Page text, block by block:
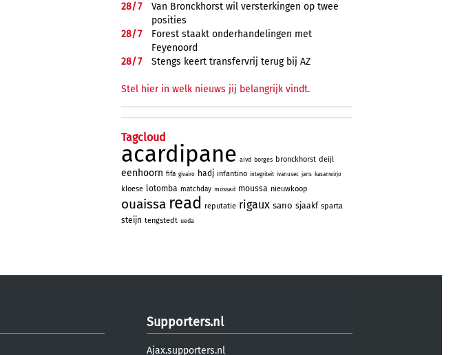
28/7
Van Bronckhorst wil versterkingen op twee
posities
28/7
Forest staakt onderhandelingen met
Feyenoord
28/7 Stengs keert transfervrij terug bij AZ
Stel hier in welk nieuws jij belangrijk vindt.
Tagcloud
acardipane aivd borges bronckhorst deijl
eenhoorn fifa givairo hadj infantino integriteit ivanusec jans kasanwirjo
kloese lotomba matchday mossad moussa nieuwkoop
ouaissa read reputatie rigaux sano sjaakf sparta
steijn tengstedt ueda
Supporters.nl
Ajax.supporters.nl